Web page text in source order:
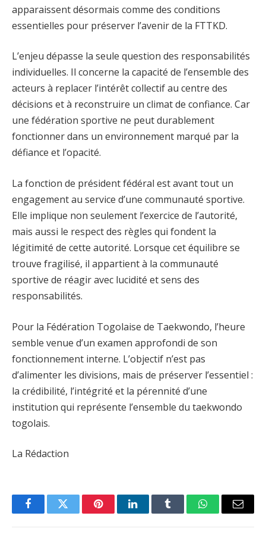
apparaissent désormais comme des conditions
essentielles pour préserver l’avenir de la FTTKD.
L’enjeu dépasse la seule question des responsabilités
individuelles. Il concerne la capacité de l’ensemble des
acteurs à replacer l’intérêt collectif au centre des
décisions et à reconstruire un climat de confiance. Car
une fédération sportive ne peut durablement
fonctionner dans un environnement marqué par la
défiance et l’opacité.
La fonction de président fédéral est avant tout un
engagement au service d’une communauté sportive.
Elle implique non seulement l’exercice de l’autorité,
mais aussi le respect des règles qui fondent la
légitimité de cette autorité. Lorsque cet équilibre se
trouve fragilisé, il appartient à la communauté
sportive de réagir avec lucidité et sens des
responsabilités.
Pour la Fédération Togolaise de Taekwondo, l’heure
semble venue d’un examen approfondi de son
fonctionnement interne. L’objectif n’est pas
d’alimenter les divisions, mais de préserver l’essentiel :
la crédibilité, l’intégrité et la pérennité d’une
institution qui représente l’ensemble du taekwondo
togolais.
La Rédaction
FacebookTwitter PinterestLinkedInTumblr WhatsAppEmail